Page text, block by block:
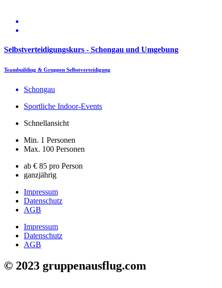
Selbstverteidigungskurs - Schongau und Umgebung
Teambuilding & Gruppen Selbstverteidigung
Schongau
Sportliche Indoor-Events
Schnellansicht
Min. 1 Personen
Max. 100 Personen
ab € 85 pro Person
ganzjährig
Impressum
Datenschutz
AGB
Impressum
Datenschutz
AGB
© 2023 gruppenausflug.com